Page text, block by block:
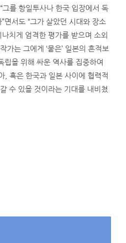
그를 항일투사나 한국 입장에서 독
면서도 “그가 살았던 시대와 장소
치게 엄격한 평가를 받으며 소외
가는 그에게 ‘뭍은’ 일본의 흔적보
립을 위해 싸운 역사를 집중하여
, 혹은 한국과 일본 사이에 협력적
수 있을 것이라는 기대를 내비쳤